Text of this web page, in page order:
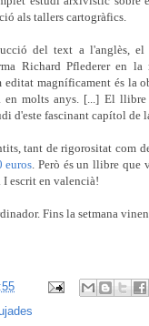
als tallers cartogràfics.
del text a l'anglès,
Richard Pflederer en
magníficament és la
en molts anys. [...] El
d'este fascinant capítol de
tant de rigorositat com
euros. Però és un llibre que
I escrit en valencià!
Fins la setmana